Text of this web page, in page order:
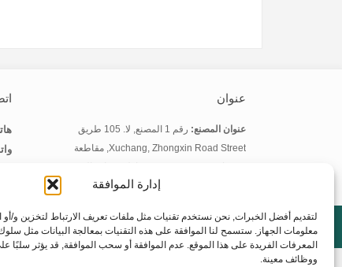
إدارة الموافقة
لتقديم أفضل الخبرات, نحن نستخدم تقنيات مثل ملفات تعريف الارتباط لتخزين و/
معلومات الجهاز. ستسمح لنا الموافقة على هذه التقنيات بمعالجة البيانات مثل
المعرفات الفريدة على هذا الموقع. عدم الموافقة أو سحب الموافقة, قد يؤثر سلبًا
ووظائف معينة.
عنوان
عنوان المصنع:
رقم 1 المصنع, لا. 105 طريق
Xuchang, Zhongxin Road Street, مقاطعة
تابعنا: